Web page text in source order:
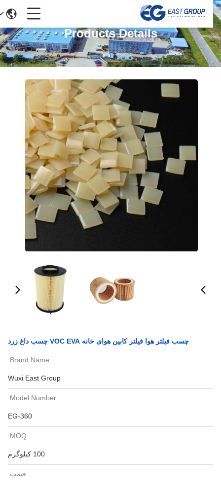
Products Details
چسب فیلتر هوا فیلتر کابین هوای خانه VOC EVA چسب داغ زرد
Brand Name:
Wuxi East Group
Model Number:
EG-360
MOQ:
100 کیلوگرم
قیمت: